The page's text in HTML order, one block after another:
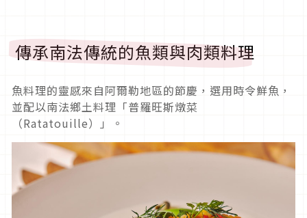
傳承南法傳統的魚類與肉類料理
魚料理的靈感來自阿爾勒地區的節慶，選用時令鮮魚，
並配以南法鄉土料理「普羅旺斯燉菜
（Ratatouille）」。